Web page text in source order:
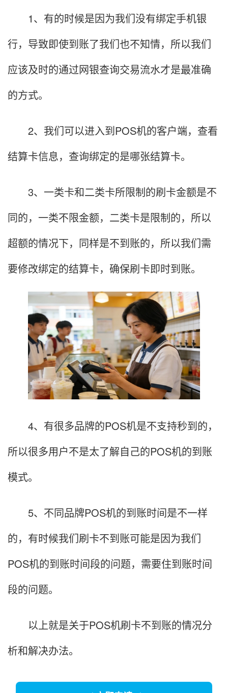
1、有的时候是因为我们没有绑定手机银
行，导致即使到账了我们也不知情，所以我们
应该及时的通过网银查询交易流水才是最准确
的方式。
2、我们可以进入到POS机的客户端，查看
结算卡信息，查询绑定的是哪张结算卡。
3、一类卡和二类卡所限制的刷卡金额是不
同的，一类不限金额，二类卡是限制的，所以
超额的情况下，同样是不到账的，所以我们需
要修改绑定的结算卡，确保刷卡即时到账。
4、有很多品牌的POS机是不支持秒到的，
所以很多用户不是太了解自己的POS机的到账
模式。
5、不同品牌POS机的到账时间是不一样
的，有时候我们刷卡不到账可能是因为我们
POS机的到账时间段的问题，需要住到账时间
段的问题。
以上就是关于POS机刷卡不到账的情况分
析和解决办法。